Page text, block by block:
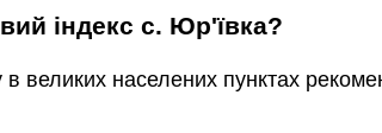
індекс с. Юр'ївка?
великих населених пунктах